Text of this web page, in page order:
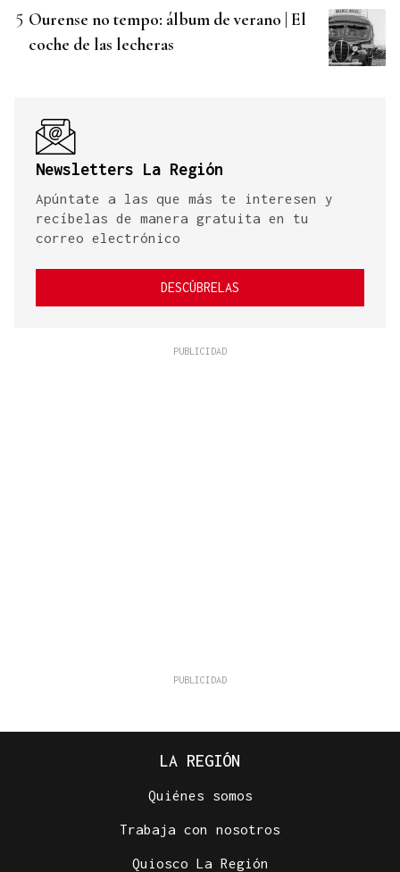
Ourense no tempo: álbum de verano | El
coche de las lecheras
Newsletters La Región
Apúntate a las que más te interesen y
recíbelas de manera gratuita en tu
correo electrónico
DESCÚBRELAS
LA REGIÓN
Quiénes somos
Trabaja con nosotros
Quiosco La Región